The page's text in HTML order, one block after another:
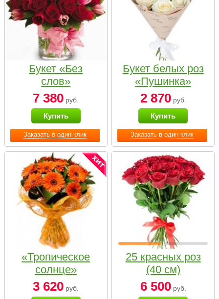
Заказать в один клик
Букет «Без
слов»
7 380 руб.
Купить
Заказать в один клик
Букет белых роз
«Пушинка»
2 870руб.
Купить
«Тропическое
солнце»
3 620 руб.
25 красных роз
(40 см)
6 500руб.